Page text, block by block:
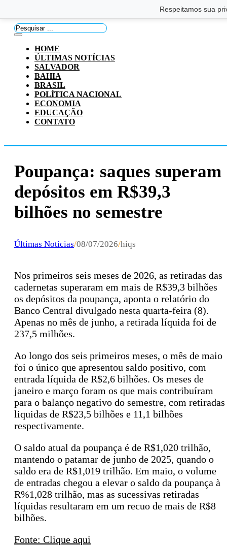
Respeitamos sua
Pesquisar
...
HOME
ÚLTIMAS NOTÍCIAS
SALVADOR
BAHIA
BRASIL
POLÍTICA NACIONAL
ECONOMIA
EDUCAÇÃO
CONTATO
Poupança: saques superam
depósitos em R$39,3
bilhões no semestre
Últimas Notícias/08/07/2026/hiqs
Nos primeiros seis meses de 2026, as retiradas das
cadernetas superaram em mais de R$39,3 bilhões
os depósitos da poupança, aponta o relatório do
Banco Central divulgado nesta quarta-feira (8).
Apenas no mês de junho, a retirada líquida foi de
237,5 milhões.
Ao longo dos seis primeiros meses, o mês de maio
foi o único que apresentou saldo positivo, com
entrada líquida de R$2,6 bilhões. Os meses de
janeiro e março foram os que mais contribuíram
para o balanço negativo do semestre, com retiradas
liquidas de R$23,5 bilhões e 11,1 bilhões
respectivamente.
O saldo atual da poupança é de R$1,020 trilhão,
mantendo o patamar de junho de 2025, quando o
saldo era de R$1,019 trilhão. Em maio, o volume
de entradas chegou a elevar o saldo da poupança à
R%1,028 trilhão, mas as sucessivas retiradas
líquidas resultaram em um recuo de mais de R$8
bilhões.
Fonte: Clique aqui